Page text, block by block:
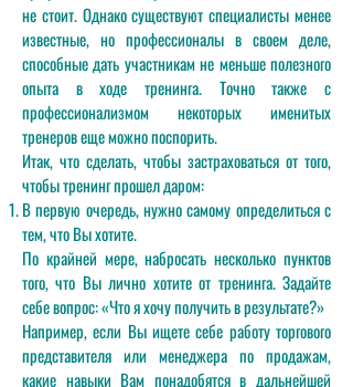
не стоит. Однако существуют специалисты менее
известные, но профессионалы в своем деле,
способные дать участникам не меньше полезного
опыта в ходе тренинга. Точно также с
профессионализмом некоторых именитых
тренеров еще можно поспорить.
Итак, что сделать, чтобы застраховаться от того,
чтобы тренинг прошел даром:
В первую очередь, нужно самому определиться с
тем, что Вы хотите.
По крайней мере, набросать несколько пунктов
того, что Вы лично хотите от тренинга. Задайте
себе вопрос: «Что я хочу получить в результате?»
Например, если Вы ищете себе работу торгового
представителя или менеджера по продажам,
какие навыки Вам понадобятся в дальнейшей